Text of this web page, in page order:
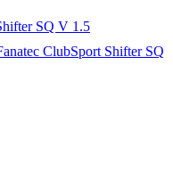
SQ V 1.5
ClubSport Shifter SQ